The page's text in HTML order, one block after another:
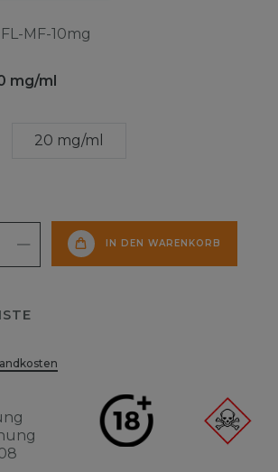
FL-MF-10mg
mg/ml
20 mg/ml
IN DEN WARENKORB